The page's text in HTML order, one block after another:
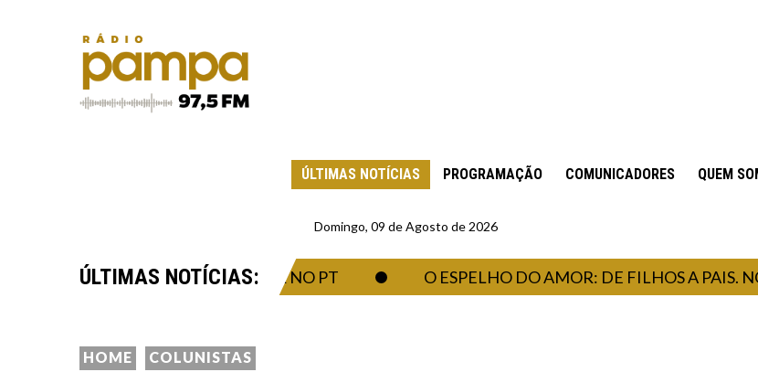
ÚLTIMAS NOTÍCIAS PROGRAMAÇÃO COMUNICADORES QUEM
Domingo, 09 de Agosto de 2026
ÚLTIMAS NOTÍCIAS:
TEVE AVAL PARA TRABALHAR NO PT O ESPELHO DO AMOR: DE FILHOS A PAIS. NO
HOME COLUNISTAS